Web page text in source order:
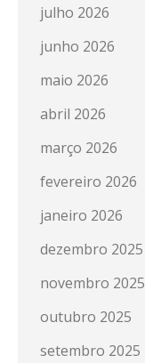
julho 2026
junho 2026
maio 2026
abril 2026
março 2026
fevereiro 2026
janeiro 2026
dezembro 2025
novembro 2025
outubro 2025
setembro 2025